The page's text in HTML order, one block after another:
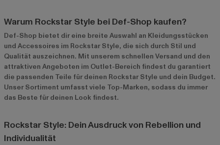
Warum Rockstar Style bei Def-Shop kaufen?
Def-Shop bietet dir eine breite Auswahl an Kleidungsstücken
und Accessoires im Rockstar Style, die sich durch Stil und
Qualität auszeichnen. Mit unserem schnellen Versand und den
attraktiven Angeboten im Outlet-Bereich findest du garantiert
die passenden Teile für deinen Rockstar Style und dein Budget.
Unser Sortiment umfasst viele Top-Marken, sodass du immer
das Beste für deinen Look findest.
Rockstar Style: Dein Ausdruck von Rebellion und
Individualität